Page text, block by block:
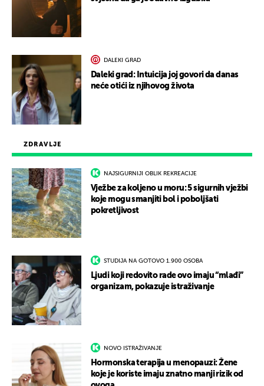
ZDRAVLJE
NAJSIGURNIJI OBLIK REKREACIJE
Vježbe za koljeno u moru: 5 sigurnih vježbi
koje mogu smanjiti bol i poboljšati
pokretljivost
STUDIJA NA GOTOVO 1.900 OSOBA
Ljudi koji redovito rade ovo imaju “mlađi”
organizam, pokazuje istraživanje
NOVO ISTRAŽIVANJE
Hormonska terapija u menopauzi: Žene
koje je koriste imaju znatno manji rizik od
DALEKI GRAD
Daleki grad: Intuicija joj govori da danas
neće otići iz njihovog života